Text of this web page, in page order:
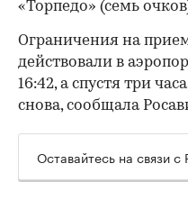
«Торпедо» (семь
Ограничения на
действовали в
16:42, а спустя три
снова, сообщала
Оставайтесь на связи с